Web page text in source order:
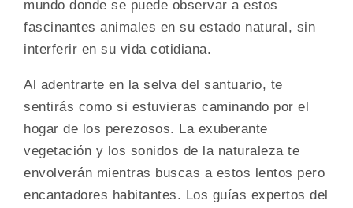
mundo donde se puede observar a estos
fascinantes animales en su estado natural, sin
interferir en su vida cotidiana.
Al adentrarte en la selva del santuario, te
sentirás como si estuvieras caminando por el
hogar de los perezosos. La exuberante
vegetación y los sonidos de la naturaleza te
envolverán mientras buscas a estos lentos pero
encantadores habitantes. Los guías expertos del